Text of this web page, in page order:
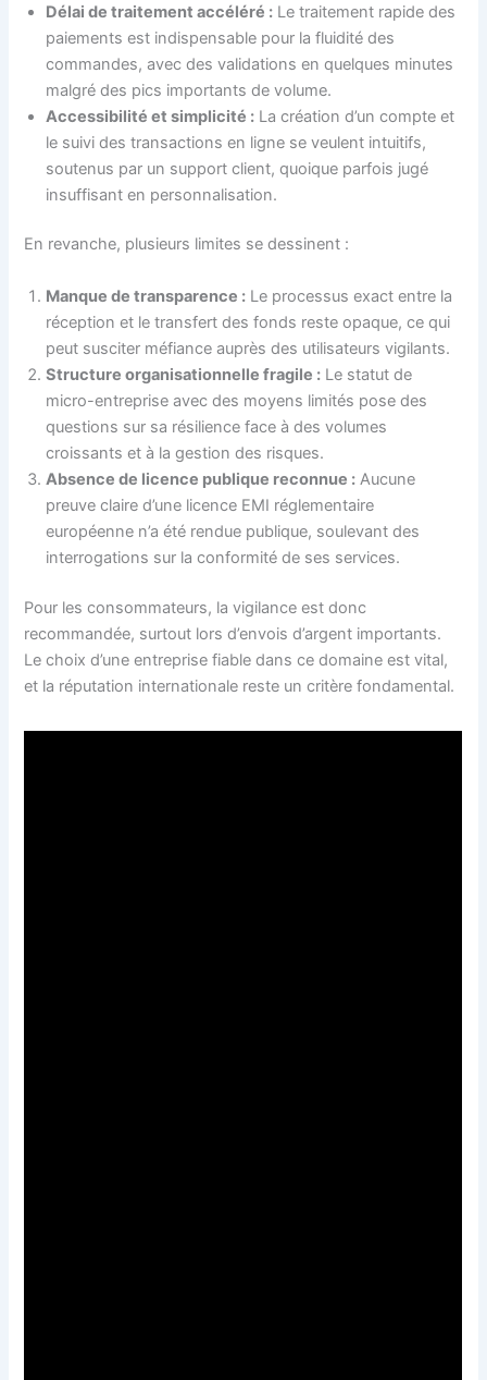
Délai de traitement accéléré : Le traitement rapide des
paiements est indispensable pour la fluidité des
commandes, avec des validations en quelques minutes
malgré des pics importants de volume.
Accessibilité et simplicité : La création d’un compte et
le suivi des transactions en ligne se veulent intuitifs,
soutenus par un support client, quoique parfois jugé
insuffisant en personnalisation.
En revanche, plusieurs limites se dessinent :
Manque de transparence : Le processus exact entre la
réception et le transfert des fonds reste opaque, ce qui
peut susciter méfiance auprès des utilisateurs vigilants.
Structure organisationnelle fragile : Le statut de
micro-entreprise avec des moyens limités pose des
questions sur sa résilience face à des volumes
croissants et à la gestion des risques.
Absence de licence publique reconnue : Aucune
preuve claire d’une licence EMI réglementaire
européenne n’a été rendue publique, soulevant des
interrogations sur la conformité de ses services.
Pour les consommateurs, la vigilance est donc
recommandée, surtout lors d’envois d’argent importants.
Le choix d’une entreprise fiable dans ce domaine est vital,
et la réputation internationale reste un critère fondamental.